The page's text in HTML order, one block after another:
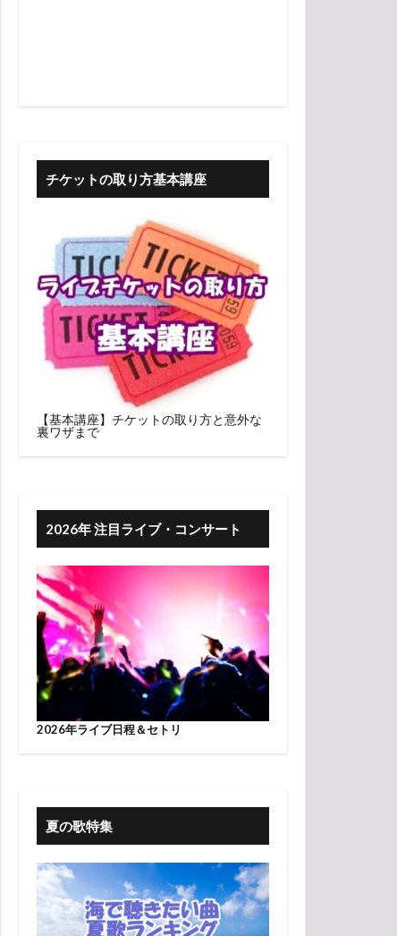
チケットの取り方基本講座
【基本講座】チケットの取り方と意外な
裏ワザまで
2026年 注目ライブ・コンサート
2026年ライブ日程＆セトリ
夏の歌特集